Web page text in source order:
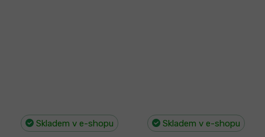
Skladem v e-shopu Skladem v e-shopu